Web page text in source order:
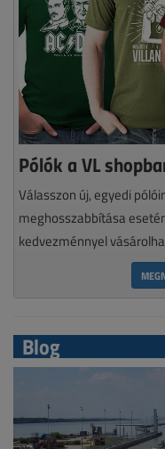
Pólók a VL
Válasszon új, egyedi
meghosszabbítása
kedvezménnyel
Blog